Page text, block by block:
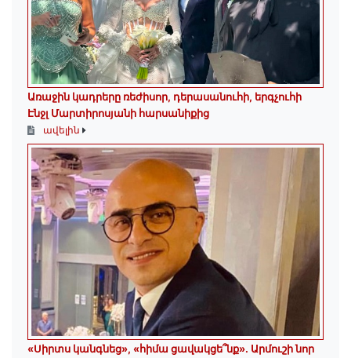
Առաջին կադրերը ռեժիսոր, դերասանուհի, երգչուհի
Էնջլ Մարտիրոսյանի հարսանիքից
ավելին
«Սիրտս կանգնեց», «հիմա ցավակցե՞նք». Արմուշի նոր